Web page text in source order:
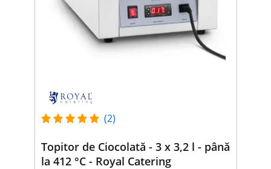
(2)
Topitor de Ciocolată - 3 x 3,2 l - până
la 412 °C - Royal Catering